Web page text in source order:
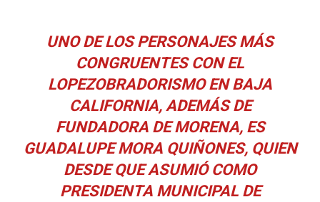
UNO DE LOS PERSONAJES MÁS
CONGRUENTES CON EL
LOPEZOBRADORISMO EN BAJA
CALIFORNIA, ADEMÁS DE
FUNDADORA DE MORENA, ES
GUADALUPE MORA QUIÑONES, QUIEN
DESDE QUE ASUMIÓ COMO
PRESIDENTA MUNICIPAL DE